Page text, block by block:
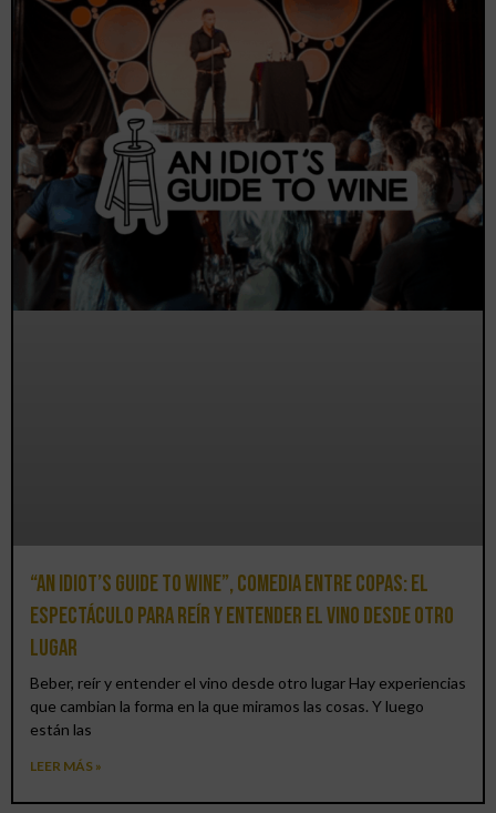
“An Idiot’s Guide to Wine”, comedia entre copas: el
espectáculo para reír y entender el vino desde otro
lugar
Beber, reír y entender el vino desde otro lugar Hay experiencias
que cambian la forma en la que miramos las cosas. Y luego
están las
LEER MÁS »